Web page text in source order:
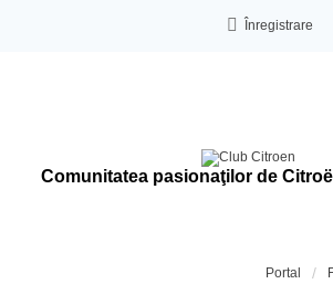
Înregistrare
Comunitatea pasionaţilor de
Portal